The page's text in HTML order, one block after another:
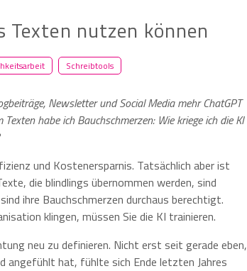
nutzen können
Schreibtools
Newsletter und Social Media mehr ChatGPT
habe ich Bauchschmerzen: Wie kriege ich die KI
und Kostenersparnis. Tatsächlich aber ist
die blindlings übernommen werden, sind
ihre Bauchschmerzen durchaus berechtigt.
klingen, müssen Sie die KI trainieren.
neu zu definieren. Nicht erst seit gerade eben,
angefühlt hat, fühlte sich Ende letzten Jahres